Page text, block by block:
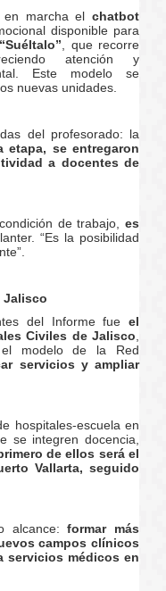
marcha el chatbot
disponible para
, que recorre
atención y
Este modelo se
nuevas unidades.
del profesorado: la
etapa, se entregaron
a docentes de
de trabajo, es
“Es la posibilidad
Jalisco
del Informe fue el
Civiles de Jalisco
modelo de la Red
servicios y ampliar
hospitales-escuela en
se integren docencia,
de ellos será el
Vallarta, seguido
alcance:formar más
campos clínicos
servicios médicos en